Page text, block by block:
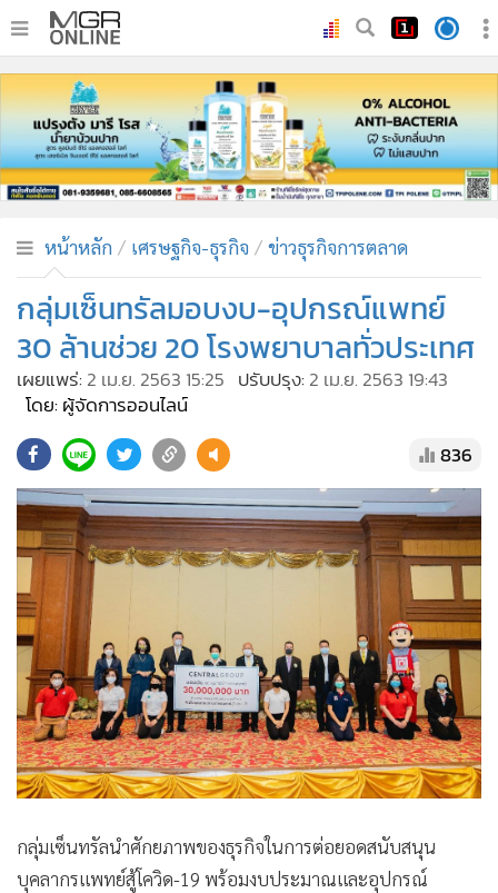
หน้าหลัก
• ทันเหตุการณ์
• ภาคใต้
• ภูมิภาค
• บันเทิง
ผู้จัดการรายวัน
• คอลัมนิสต์
• ละคร
CbizReview
• ผู้จัดกวน
• Good health & Well-being
• Green Innovation & SD
Management & HR
• MGR Live
• Infographic
การเมือง
• ท่องเที่ยว
• กีฬา
• ต่างประเทศ
• เศรษฐกิจ-ธุรกิจ
• จีน
หน้าหลัก เศรษฐกิจ-ธุรกิจ ข่าวธุรกิจการตลาด
กลุ่มเซ็นทรัลมอบงบ-อุปกรณ์แพทย์
30 ล้านช่วย 20 โรงพยาบาลทั่วประเทศ
เผยแพร่: 2 เม.ย. 2563 15:25 ปรับปรุง: 2 เม.ย. 2563 19:43
โดย: ผู้จัดการออนไลน์
836
กลุ่มเซ็นทรัลนำศักยภาพของธุรกิจในการต่อยอดสนับสนุน
บุคลากรแพทย์สู้โควิด-19 พร้อมงบประมาณและอุปกรณ์